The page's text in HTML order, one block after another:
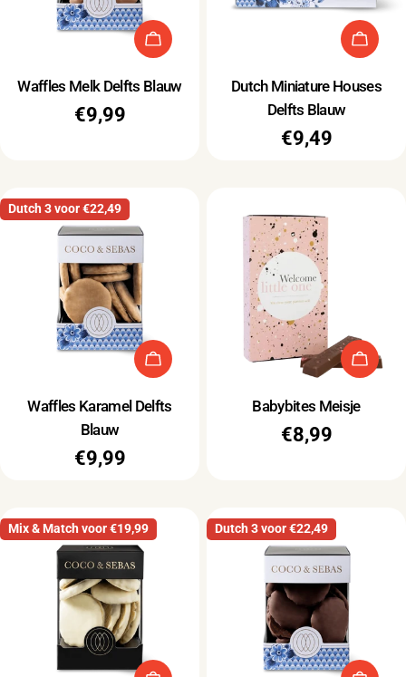
Type:
Waffles Melk Delfts Blauw
Normale
€9,99
Type:
Dutch Miniature Houses
Delfts Blauw
Normale
€9,49
Dutch 3 voor €22,49
Type:
Waffles Karamel Delfts
Blauw
Normale
€9,99
Type:
Babybites Meisje
Normale
€8,99
Mix & Match voor €19,99 Dutch 3 voor €22,49